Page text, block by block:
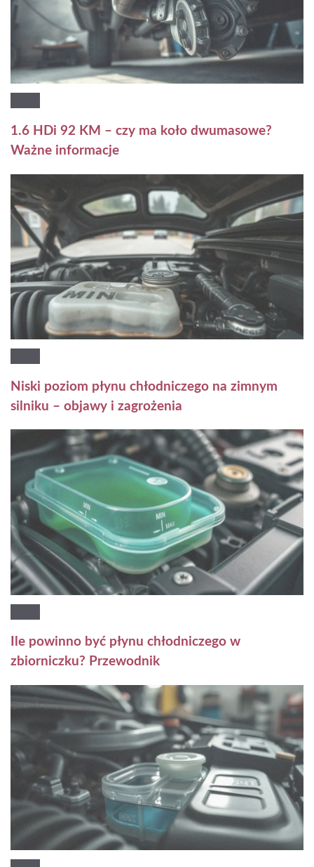
1.6 HDi 92 KM – czy ma koło dwumasowe?
Ważne informacje
Niski poziom płynu chłodniczego na zimnym
silniku – objawy i zagrożenia
Ile powinno być płynu chłodniczego w
zbiorniczku? Przewodnik